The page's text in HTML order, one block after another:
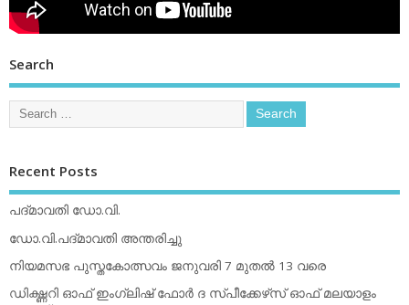
Search
Recent Posts
പദ്മാവതി ഡോ.വി.
ഡോ.വി.പദ്മാവതി അന്തരിച്ചു
നിയമസഭ പുസ്തകോത്സവം ജനുവരി 7 മുതല്‍ 13 വരെ
ഡിക്ഷ്ണറി ഓഫ് ഇംഗ്ലിഷ് ഫോര്‍ ദ സ്പീക്കേഴ്‌സ് ഓഫ് മലയാളം